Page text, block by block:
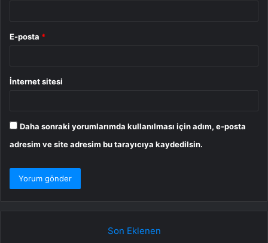
E-posta *
İnternet sitesi
Daha sonraki yorumlarımda kullanılması için adım, e-posta
adresim ve site adresim bu tarayıcıya kaydedilsin.
Son Eklenen